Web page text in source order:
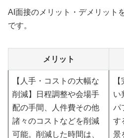
AI面接のメリット・デメリット
です。
メリット
【人手・コストの大幅な
削減】日程調整や会場手
配の手間、人件費その他
諸々のコストなどを削減
可能。削減した時間は、
い
パ
す
景